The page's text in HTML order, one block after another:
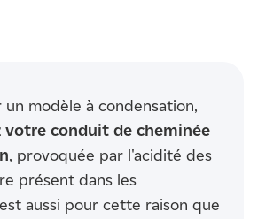
un modèle à condensation,
votre conduit de cheminée
, provoquée par l'acidité des
présent dans les
aussi pour cette raison que